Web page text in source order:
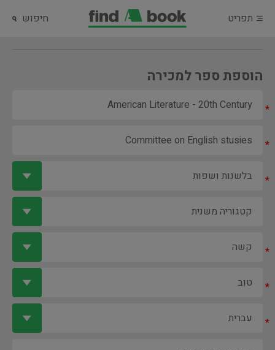
תפריט חיפוש
הוספת ספר למכירה
*
*
*
*
*
*